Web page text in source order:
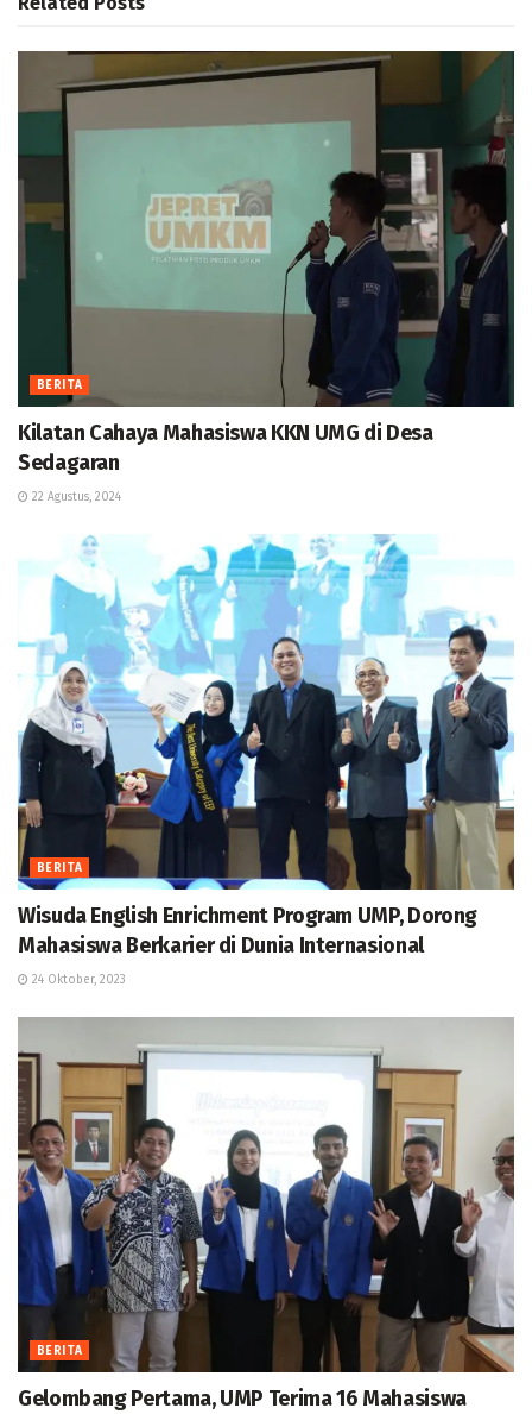
BERITA
Kilatan Cahaya Mahasiswa KKN UMG di Desa
Sedagaran
22 Agustus, 2024
BERITA
Wisuda English Enrichment Program UMP, Dorong
Mahasiswa Berkarier di Dunia Internasional
24 Oktober, 2023
BERITA
Gelombang Pertama, UMP Terima 16 Mahasiswa